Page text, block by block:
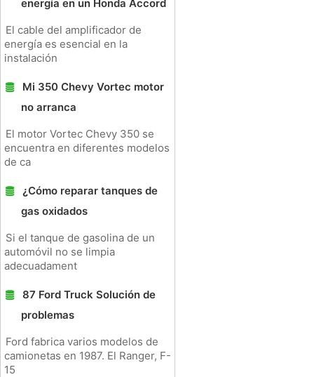
energía en un Honda Accord
El cable del amplificador de
energía es esencial en la
instalación
Mi 350 Chevy Vortec motor
no arranca
El motor Vortec Chevy 350 se
encuentra en diferentes modelos
de ca
¿Cómo reparar tanques de
gas oxidados
Si el tanque de gasolina de un
automóvil no se limpia
adecuadament
87 Ford Truck Solución de
problemas
Ford fabrica varios modelos de
camionetas en 1987. El Ranger, F-
15